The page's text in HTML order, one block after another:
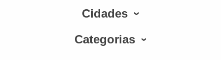
Cidades
Categorias